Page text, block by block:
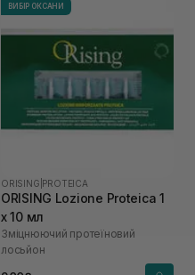
ВИБІР ОКСАНИ
ORISING PROTEICA
ORISING Lozione Proteica 1
х 10 мл
Зміцнюючий протеїновий
лосьйон